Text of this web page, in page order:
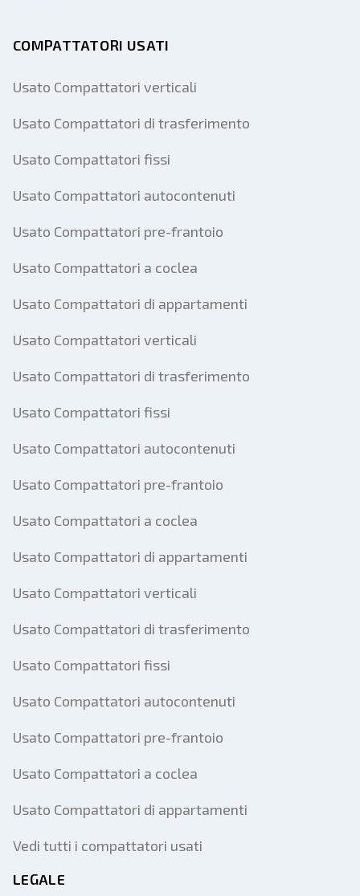
COMPATTATORI USATI
Usato Compattatori verticali
Usato Compattatori di trasferimento
Usato Compattatori fissi
Usato Compattatori autocontenuti
Usato Compattatori pre-frantoio
Usato Compattatori a coclea
Usato Compattatori di appartamenti
Usato Compattatori verticali
Usato Compattatori di trasferimento
Usato Compattatori fissi
Usato Compattatori autocontenuti
Usato Compattatori pre-frantoio
Usato Compattatori a coclea
Usato Compattatori di appartamenti
Usato Compattatori verticali
Usato Compattatori di trasferimento
Usato Compattatori fissi
Usato Compattatori autocontenuti
Usato Compattatori pre-frantoio
Usato Compattatori a coclea
Usato Compattatori di appartamenti
Vedi tutti i compattatori usati
LEGALE